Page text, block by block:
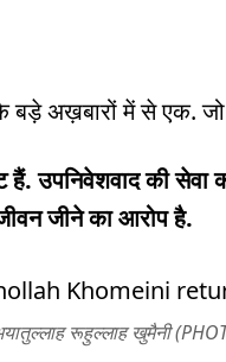
बड़े अख़बारों में से एक. जो
उपनिवेशवाद की सेवा
जीने का आरोप है.
रूहुल्लाह खुमैनी